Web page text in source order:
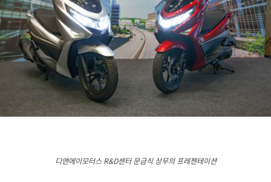
디앤에이모터스 R&D센터 문금식 상무의 프레젠테이션